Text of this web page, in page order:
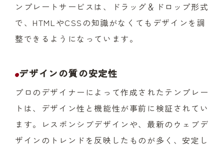
ンプレートサービスは、ドラッグ＆ドロップ形式
で、HTMLやCSSの知識がなくてもデザインを調
整できるようになっています。
デザインの質の安定性
プロのデザイナーによって作成されたテンプレー
トは、デザイン性と機能性が事前に検証されてい
ます。レスポンシブデザインや、最新のウェブデ
ザインのトレンドを反映したものが多く、安定し